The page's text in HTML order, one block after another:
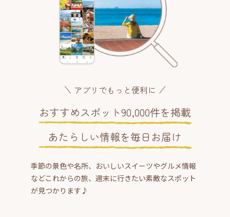
アプリでもっと便利に
おすすめスポット90,000件を掲載
あたらしい情報を毎日お届け
季節の景色や名所、おいしいスイーツやグルメ情報
などこれからの旅、週末に行きたい素敵なスポット
が見つかります♪